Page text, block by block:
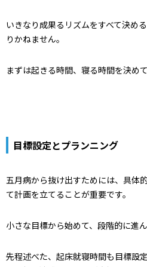
いきなり成果るリズムをすべて決め
りかねません。
まずは起きる時間、寝る時間を決め
目標設定とプランニング
五月病から抜け出すためには、具体
て計画を立てることが重要です。
小さな目標から始めて、段階的に進ん
先程述べた、起床就寝時間も目標設